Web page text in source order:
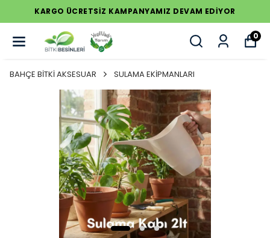
KARGO ÜCRETSİZ KAMPANYAMIZ DEVAM EDİYOR
0
BAHÇE BİTKİ AKSESUAR SULAMA EKİPMANLARI